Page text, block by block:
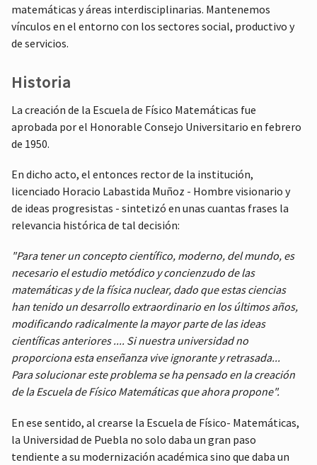
matemáticas y áreas interdisciplinarias. Mantenemos
vínculos en el entorno con los sectores social, productivo y
de servicios.
Historia
La creación de la Escuela de Físico Matemáticas fue
aprobada por el Honorable Consejo Universitario en febrero
de 1950.
En dicho acto, el entonces rector de la institución,
licenciado Horacio Labastida Muñoz - Hombre visionario y
de ideas progresistas - sintetizó en unas cuantas frases la
relevancia histórica de tal decisión:
"Para tener un concepto científico, moderno, del mundo, es
necesario el estudio metódico y concienzudo de las
matemáticas y de la física nuclear, dado que estas ciencias
han tenido un desarrollo extraordinario en los últimos años,
modificando radicalmente la mayor parte de las ideas
científicas anteriores .... Si nuestra universidad no
proporciona esta enseñanza vive ignorante y retrasada...
Para solucionar este problema se ha pensado en la creación
de la Escuela de Físico Matemáticas que ahora propone".
En ese sentido, al crearse la Escuela de Físico- Matemáticas,
la Universidad de Puebla no solo daba un gran paso
tendiente a su modernización académica sino que daba un